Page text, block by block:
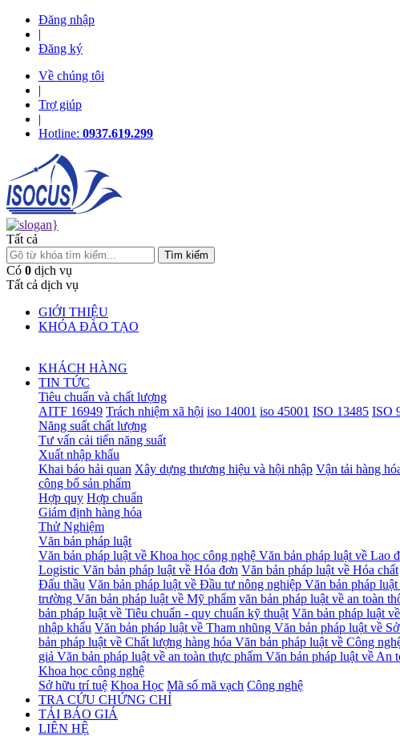
Đăng nhập
|
Đăng ký
Về chúng tôi
|
Trợ giúp
|
Hotline: 0937.619.299
Tất cả
Có 0 dịch vụ
Tất cả dịch vụ
GIỚI THIỆU
KHÓA ĐÀO TẠO
KHÁCH HÀNG
TIN TỨC
Tiêu chuẩn và chất lượng
AITF 16949 Trách nhiệm xã hội iso 14001 iso 45001 ISO 13485 ISO
Năng suất chất lượng
Tư vấn cải tiến năng suất
Xuất nhập khẩu
Khai báo hải quan Xây dựng thương hiệu và hội nhập Vận tải hàng
công bố sản phẩm
Hợp quy Hợp chuẩn
Giám định hàng hóa
Thử Nghiệm
Văn bản pháp luật
Văn bản pháp luật về Khoa học công nghệ Văn bản pháp luật về Lao
Logistic Văn bản pháp luật về Hóa đơn Văn bản pháp luật về Hóa chất
Đấu thầu Văn bản pháp luật về Đầu tư nông nghiệp Văn bản pháp
trường Văn bản pháp luật về Mỹ phẩm văn bản pháp luật về an toàn
bản pháp luật về Tiêu chuẩn - quy chuẩn kỹ thuật Văn bản pháp luật
nhập khẩu Văn bản pháp luật về Tham nhũng Văn bản pháp luật về
bản pháp luật về Chất lượng hàng hóa Văn bản pháp luật về Công
giả Văn bản pháp luật về an toàn thực phẩm Văn bản pháp luật về An
Khoa học công nghệ
Sở hữu trí tuệ Khoa Học Mã số mã vạch Công nghệ
TRA CỨU CHỨNG CHỈ
TẢI BÁO GIÁ
LIÊN HỆ